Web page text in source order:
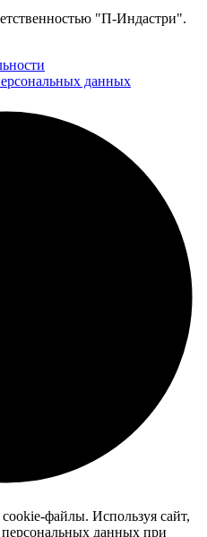
"П-Индастри".
данных
файлы. Используя сайт,
персональных данных при